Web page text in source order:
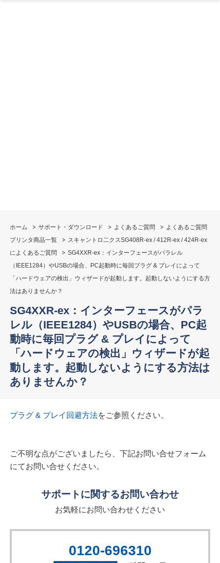
ホーム サポート・ダウンロード よくあるご質問
よくあるご質問
プリンタ商品一覧
スキャントロ二クスSG408R-ex / 412R-ex / 424R-ex
によくあるご質問
SG4XXR-ex：インターフェースがパラレル
（IEEE1284）やUSBの場合、PC起動時に毎回プラグ & プレイによって
「ハードウェアの検出」ウィザードが起動します。起動しないようにする方
法はありませんか？
SG4XXR-ex：インターフェースがパラ
レル（IEEE1284）やUSBの場合、PC起
動時に毎回プラグ & プレイによって
「ハードウェアの検出」ウィザードが起
動します。起動しないようにする方法は
ありませんか？
プラグ & プレイ回避方法をご参照ください。
ご不明な点がございましたら、下記お問い合せフォーム
にてお問い合せください。
サポートに関するお問い合わせ
お気軽にお問い合わせください
0120-696310